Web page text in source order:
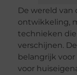
De wereld
ontwikkeling,
technieken
verschijnen.
belangrijk
voor